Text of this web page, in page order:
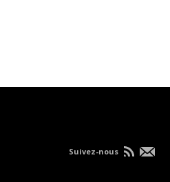
Suivez-nous